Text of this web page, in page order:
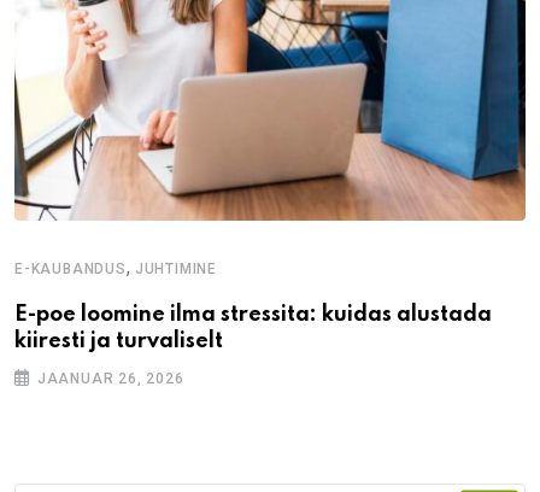
E-KAUBANDUS, JUHTIMINE
E-poe loomine ilma stressita: kuidas alustada
kiiresti ja turvaliselt
JAANUAR 26, 2026